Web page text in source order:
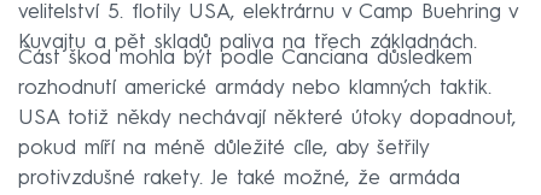
velitelství 5. flotily USA, elektrárnu v Camp Buehring v
Kuvajtu a pět skladů paliva na třech základnách.
Část škod mohla být podle Canciana důsledkem
rozhodnutí americké armády nebo klamných taktik.
USA totiž někdy nechávají některé útoky dopadnout,
pokud míří na méně důležité cíle, aby šetřily
protivzdušné rakety. Je také možné, že armáda